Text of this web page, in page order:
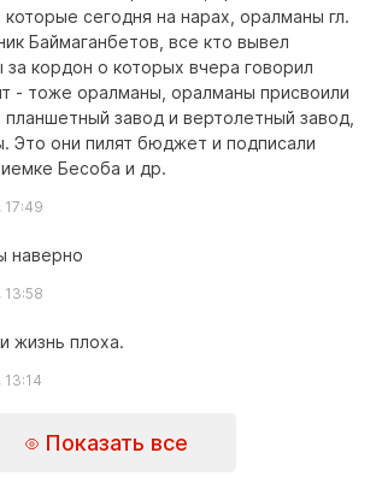
которые сегодня на нарах, оралманы гл.
Баймаганбетов, все кто вывел
за кордон о которых вчера говорил
- тоже оралманы, оралманы присвоили
планшетный завод и вертолетный завод,
Это они пилят бюджет и подписали
Бесоба и др.
17:49
наверно
13:58
жизнь плоха.
13:14
Показать все